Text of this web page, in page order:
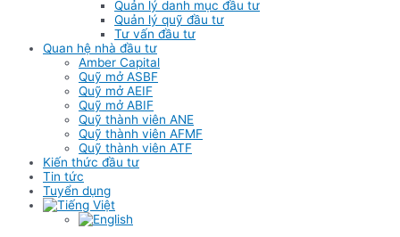
Quản lý danh mục đầu tư
Quản lý quỹ đầu tư
Tư vấn đầu tư
Quan hệ nhà đầu tư
Amber Capital
Quỹ mở ASBF
Quỹ mở AEIF
Quỹ mở ABIF
Quỹ thành viên ANE
Quỹ thành viên AFMF
Quỹ thành viên ATF
Kiến thức đầu tư
Tin tức
Tuyển dụng